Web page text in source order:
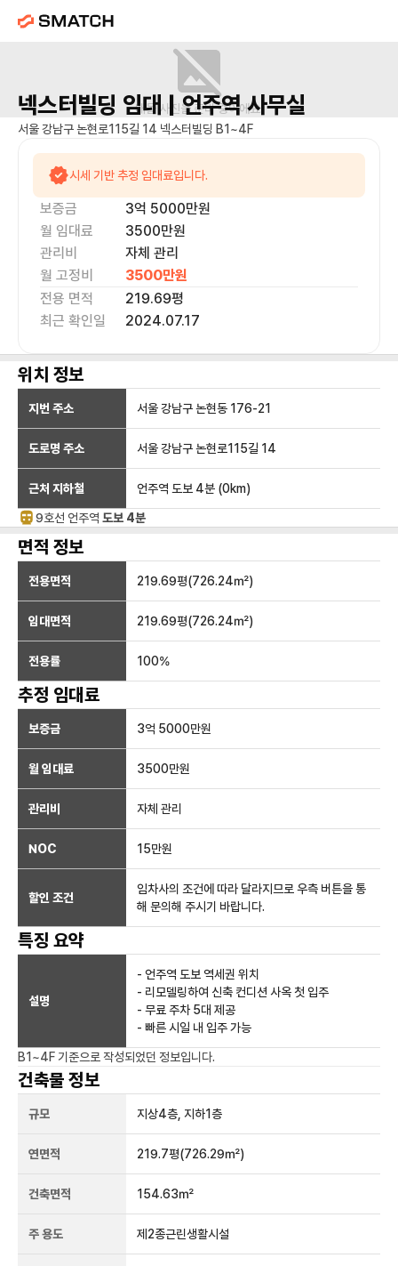
매물 사진을 준비 중이에요.
넥스터빌딩 임대 | 언주역사무실
서울 강남구 논현로115길 14 넥스터빌딩 B1~4F
시세 기반 추정 임대료입니다.
보증금 3억 5000만원
월 임대료
3500만원
관리비
자체 관리
월 고정비
3500만원
전용 면적
219.69평
최근 확인일
2024.07.17
위치 정보
지번 주소 서울 강남구 논현동 176-21
도로명 주소 서울 강남구 논현로115길 14
근처 지하철 언주역 도보 4분 (0km)
9호선 언주역 도보 4분
면적 정보
전용면적 219.69평(726.24㎡)
임대면적 219.69평(726.24㎡)
전용률 100%
추정 임대료
보증금 3억 5000만원
월 임대료 3500만원
관리비 자체 관리
NOC 15만원
할인 조건
임차사의 조건에 따라 달라지므로 우측 버튼을 통
해 문의해 주시기 바랍니다.
특징 요약
설명
- 언주역 도보 역세권 위치
- 리모델링하여 신축 컨디션 사옥 첫 입주
- 무료 주차 5대 제공
- 빠른 시일 내 입주 가능
B1~4F 기준으로 작성되었던 정보입니다.
건축물 정보
규모 지상4층, 지하1층
연면적 219.7평(726.29㎡)
건축면적 154.63㎡
주 용도 제2종근린생활시설